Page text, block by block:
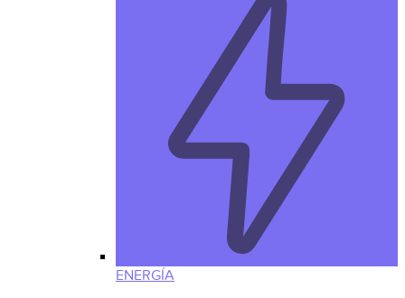
ENERGÍA